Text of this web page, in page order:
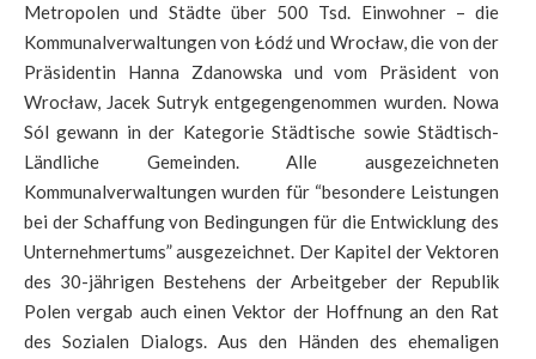
Metropolen und Städte über 500 Tsd. Einwohner – die
Kommunalverwaltungen von Łódź und Wrocław, die von der
Präsidentin Hanna Zdanowska und vom Präsident von
Wrocław, Jacek Sutryk entgegengenommen wurden. Nowa
Sól gewann in der Kategorie Städtische sowie Städtisch-
Ländliche Gemeinden. Alle ausgezeichneten
Kommunalverwaltungen wurden für “besondere Leistungen
bei der Schaffung von Bedingungen für die Entwicklung des
Unternehmertums” ausgezeichnet. Der Kapitel der Vektoren
des 30-jährigen Bestehens der Arbeitgeber der Republik
Polen vergab auch einen Vektor der Hoffnung an den Rat
des Sozialen Dialogs. Aus den Händen des ehemaligen